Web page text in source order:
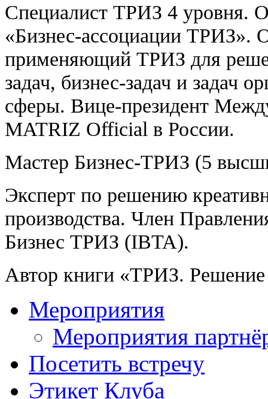
Специалист ТРИЗ 4 уровня.
«Бизнес-ассоциации ТРИЗ».
применяющий ТРИЗ для
задач, бизнес-задач и задач
сферы. Вице-президент
MATRIZ Official в России.
Мастер Бизнес-ТРИЗ (5
Эксперт по решению
производства. Член
Бизнес ТРИЗ (IBTA).
Автор книги «ТРИЗ. Решение
Мероприятия
Мероприятия
Посетить встречу
Этикет Клуба